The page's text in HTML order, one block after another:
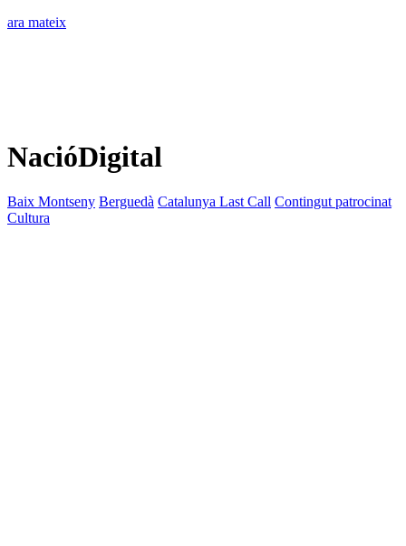
ara mateix
NacióDigital
Baix Montseny Berguedà Catalunya Last Call Contingut patrocinat
Cultura